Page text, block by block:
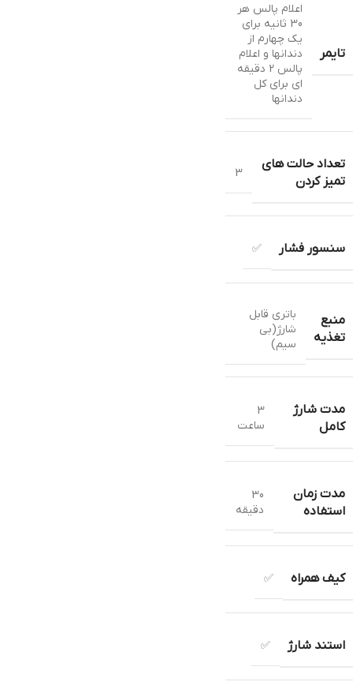
تایمر
اعلام پالس هر
30 ثانیه برای
یک چهارم از
دندانها و اعلام
پالس 2 دقیقه
ای برای کل
دندانها
تعداد حالت های
تمیز کردن
3
سنسور فشار ✅
منبع
تغذیه
باتری قابل
شارژ(بی
سیم)
مدت شارژ
کامل
3
ساعت
مدت زمان
استفاده
30
دقیقه
کیف همراه ✅
استند شارژ ✅